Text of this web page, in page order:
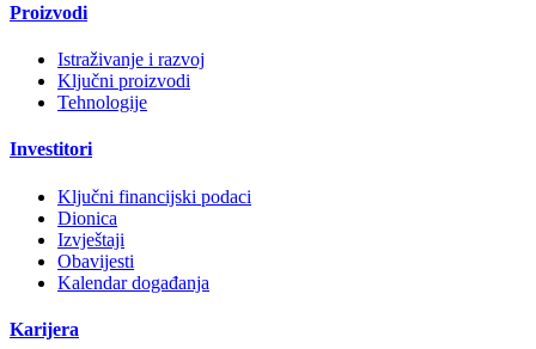
Proizvodi
Istraživanje i razvoj
Ključni proizvodi
Tehnologije
Investitori
Ključni financijski podaci
Dionica
Izvještaji
Obavijesti
Kalendar događanja
Karijera